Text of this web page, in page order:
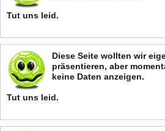
Tut uns leid.
Diese Seite wollten wir
präsentieren, aber
keine Daten anzeigen.
Tut uns leid.